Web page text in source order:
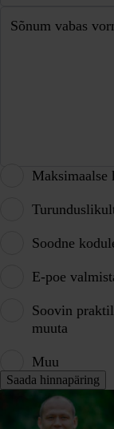
Sõnum vabas
Maksimaalse
Soodne
E-poe
Soovin
muuta
Muu